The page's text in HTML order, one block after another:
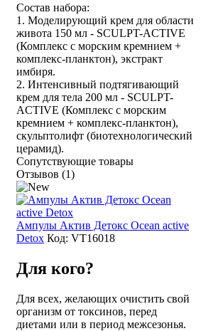
Состав набора:
1. Моделирующий крем для области
живота 150 мл - SCULPT-ACTIVE
(Комплекс с морским кремнием +
комплекс-планктон), экстракт
имбиря.
2. Интенсивный подтягивающий
крем для тела 200 мл - SCULPT-
ACTIVE (Комплекс с морским
кремнием + комплекс-планктон),
скульптолифт (биотехнологический
церамид).
Сопутствующие товары
Отзывов (1)
Ампулы Актив Детокс Ocean active
Detox Код: VT16018
Для кого?
Для всех, желающих очистить свой
организм от токсинов, перед
диетами или в период межсезонья.